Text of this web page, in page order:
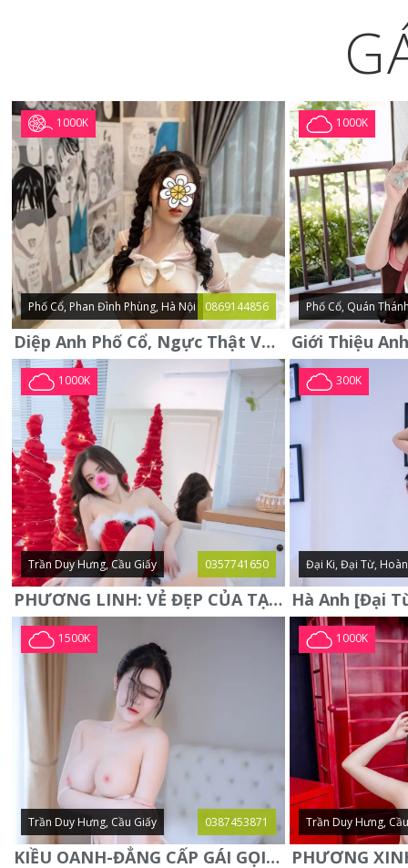
1000K
Phố Cổ, Phan Đình Phùng, Hà Nội 0869144856
Diệp Anh Phố Cổ, Ngực Thật Vú To Thơm Tho Quyến Rũ
1000K
Phố Cổ, Quán
1000K
Trần Duy Hưng, Cầu Giấy 0357741650
PHƯƠNG LINH: VẺ ĐẸP CỦA TẠO HÓA, XINH ĐẸP, SEXY, QUYỄN RŨ
300K
Đại Ki, Đại Từ,
1500K
Trần Duy Hưng, Cầu Giấy 0387453871
KIỀU OANH-ĐẲNG CẤP GÁI GỌI XINH SANG-NGOAN NGOÃN
1000K
Trần Duy Hưng,